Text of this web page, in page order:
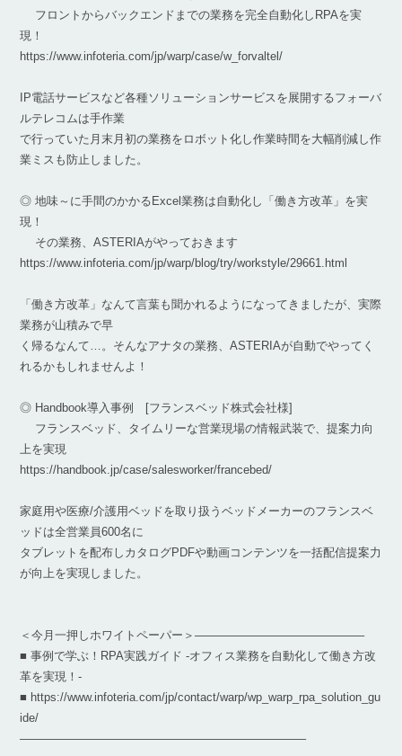
フロントからバックエンドまでの業務を完全自動化しRPAを実
現！
https://www.infoteria.com/jp/warp/case/w_forvaltel/
IP電話サービスなど各種ソリューションサービスを展開するフォーバ
ルテレコムは手作業
で行っていた月末月初の業務をロボット化し作業時間を大幅削減し作
業ミスも防止しました。
◎ 地味～に手間のかかるExcel業務は自動化し「働き方改革」を実
現！
その業務、ASTERIAがやっておきます
https://www.infoteria.com/jp/warp/blog/try/workstyle/29661.html
「働き方改革」なんて言葉も聞かれるようになってきましたが、実際
業務が山積みで早
く帰るなんて…。そんなアナタの業務、ASTERIAが自動でやってく
れるかもしれませんよ！
◎ Handbook導入事例 [フランスベッド株式会社様]
フランスベッド、タイムリーな営業現場の情報武装で、提案力向
上を実現
https://handbook.jp/case/salesworker/francebed/
家庭用や医療/介護用ベッドを取り扱うベッドメーカーのフランスベ
ッドは全営業員600名に
タブレットを配布しカタログPDFや動画コンテンツを一括配信提案力
が向上を実現しました。
＜今月一押しホワイトペーパー＞——————————————–
■ 事例で学ぶ！RPA実践ガイド -オフィス業務を自動化して働き方改
革を実現！-
■ https://www.infoteria.com/jp/contact/warp/wp_warp_rpa_solution_gu
ide/
————————————————————————–